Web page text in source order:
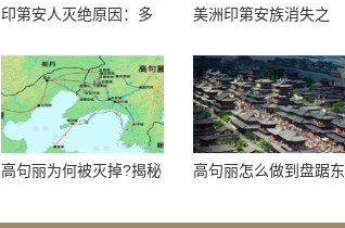
印第安人灭绝原因：多
美洲印第安族消失之
高句丽为何被灭掉?揭秘
秘！
高句丽怎么做到盘踞东